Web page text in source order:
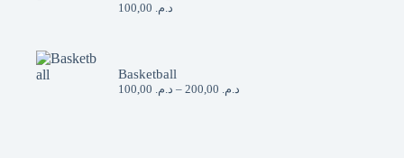
د.م.
Basketball
د.م. – د.م.Price